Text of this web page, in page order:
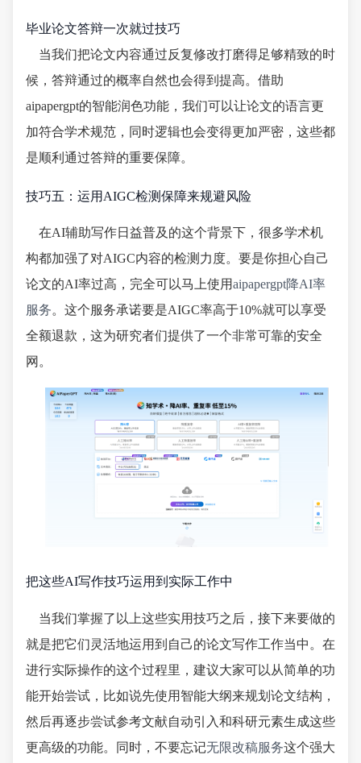
毕业论文答辩一次就过技巧
当我们把论文内容通过反复修改打磨得足够精致的时
候，答辩通过的概率自然也会得到提高。借助
aipapergpt的智能润色功能，我们可以让论文的语言更
加符合学术规范，同时逻辑也会变得更加严密，这些都
是顺利通过答辩的重要保障。
技巧五：运用AIGC检测保障来规避风险
在AI辅助写作日益普及的这个背景下，很多学术机
构都加强了对AIGC内容的检测力度。要是你担心自己
论文的AI率过高，完全可以马上使用aipapergpt降AI率
服务。这个服务承诺要是AIGC率高于10%就可以享受
全额退款，这为研究者们提供了一个非常可靠的安全
网。
把这些AI写作技巧运用到实际工作中
当我们掌握了以上这些实用技巧之后，接下来要做的
就是把它们灵活地运用到自己的论文写作工作当中。在
进行实际操作的这个过程里，建议大家可以从简单的功
能开始尝试，比如说先使用智能大纲来规划论文结构，
然后再逐步尝试参考文献自动引入和科研元素生成这些
更高级的功能。同时，不要忘记无限改稿服务这个强大